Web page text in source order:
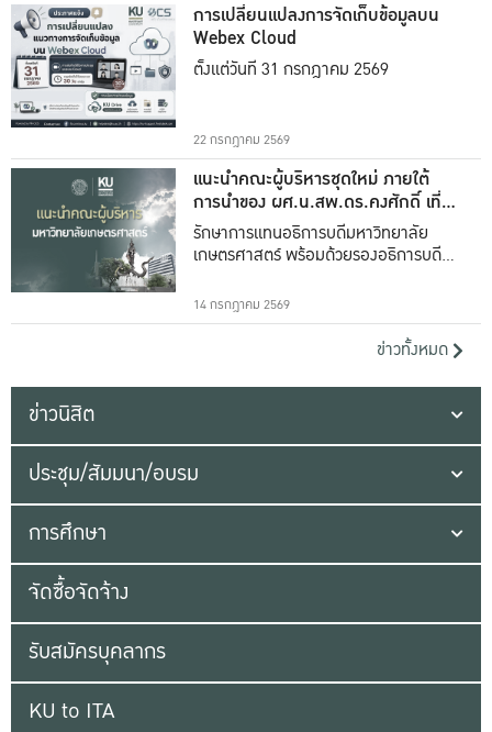
การเปลี่ยนแปลงการจัดเก็บข้อมูลบน
Webex Cloud
ตั้งแต่วันที่ 31 กรกฎาคม 2569
22 กรกฎาคม 2569
แนะนำคณะผู้บริหารชุดใหม่ ภายใต้
การนำของ ผศ.น.สพ.ดร.คงศักดิ์ เที่ยง
ธรรม
รักษาการแทนอธิการบดีมหาวิทยาลัย
เกษตรศาสตร์ พร้อมด้วยรองอธิการบดีทั้ง
14 กรกฎาคม 2569
ข่าวทั้งหมด
ข่าวนิสิต
ประชุม/สัมมนา/อบรม
การศึกษา
จัดซื้อจัดจ้าง
รับสมัครบุคลากร
KU to ITA